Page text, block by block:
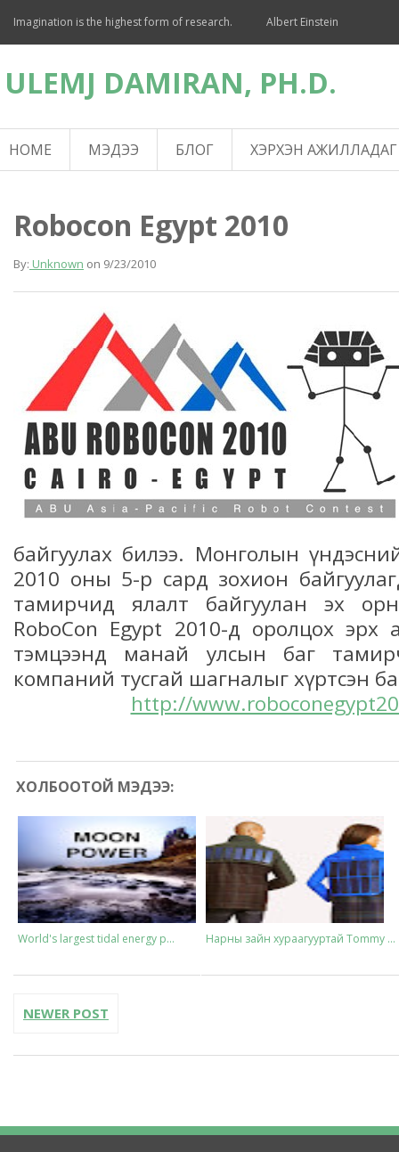
Imagination is the highest form of research. Albert Einstein
ULEMJ DAMIRAN, PH.D.
HOME МЭДЭЭ БЛОГ ХЭРХЭН АЖИЛЛАДАГ
Robocon Egypt 2010
By: Unknown on 9/23/2010
байгуулах билээ. Монголын
2010 оны 5-р сард зохион
тамирчид ялалт байгуулан эх
RoboCon Egypt 2010-д оролцох
тэмцээнд манай улсын баг
компаний тусгай шагналыг хүртсэн
http://
ХОЛБООТОЙ МЭДЭЭ:
World's largest tidal energy p... Нарны зайн хураагууртай Tommy ...
NEWER POST